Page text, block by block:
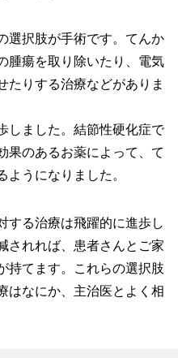
選択肢が手術です。てんか
腫瘍を取り除いたり、電気
たりする治療などがありま
しました。結節性硬化症で
果のあるお薬によって、て
うになりました。
する治療は飛躍的に進歩し
されれば、患者さんとご家
持てます。これらの選択肢
はなにか、主治医とよく相